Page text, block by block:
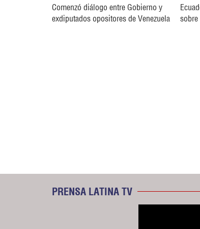
Comenzó diálogo entre Gobierno y
exdiputados opositores de Venezuela
PRENSA LATINA TV